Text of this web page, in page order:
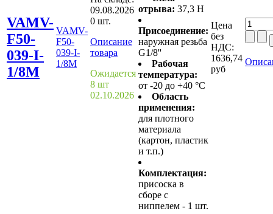
VAMV-
F50-
039-I-
1/8M
VAMV-
F50-
039-I-
1/8M
09.08.2026
0 шт.
Описание
товара
Ожидается
8 шт
02.10.2026
отрыва: 37,3 Н
Присоединение:
наружная резьба
G1/8''
Рабочая
температура:
от -20 до +40 °C
Область
применения:
для плотного
материала
(картон, пластик
и т.п.)
Комплектация:
присоска в
сборе с
ниппелем - 1 шт.
Цена
без
НДС:
1636,74
руб